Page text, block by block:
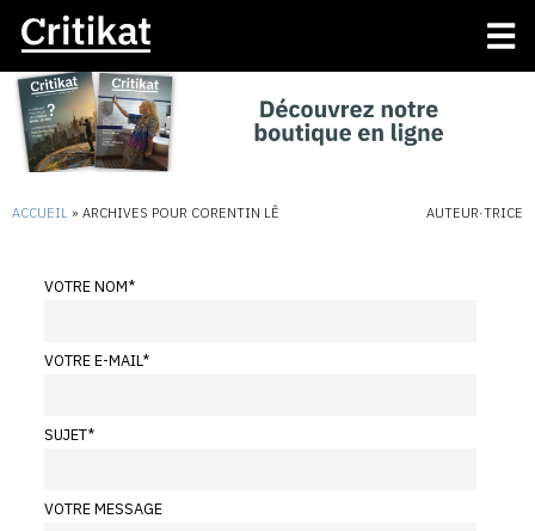
ACCUEIL » ARCHIVES POUR CORENTIN LÊ AUTEUR·TRICE
VOTRE NOM*
VOTRE E-MAIL*
SUJET*
VOTRE MESSAGE